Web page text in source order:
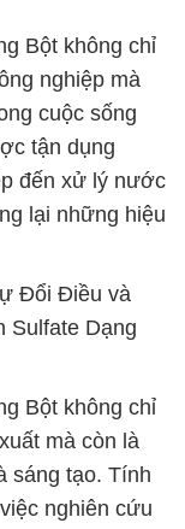
Bột không chỉ
nghiệp mà
cuộc sống
tận dụng
đến xử lý nước
lại những hiệu
Đổi Điều và
Sulfate Dạng
Bột không chỉ
mà còn là
sáng tạo. Tính
nghiên cứu